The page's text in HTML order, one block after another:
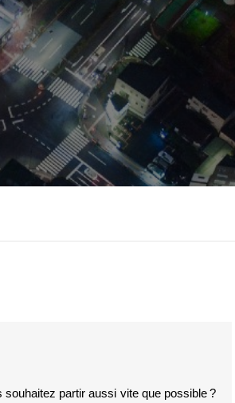
partir aussi vite que possible ?